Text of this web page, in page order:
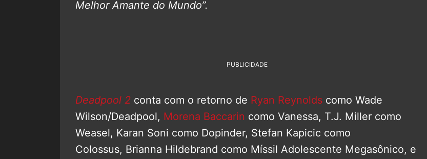
Melhor Amante do Mundo”.
PUBLICIDADE
Deadpool 2 conta com o retorno de Ryan Reynolds como Wade
Wilson/Deadpool, Morena Baccarin como Vanessa, T.J. Miller como
Weasel, Karan Soni como Dopinder, Stefan Kapicic como
Colossus, Brianna Hildebrand como Míssil Adolescente Megasônico, e